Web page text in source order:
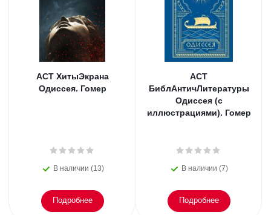
АСТ ХитыЭкрана
Одиссея. Гомер
В наличии (13)
Подробнее
АСТ
БиблАнтичЛитературы
Одиссея (с
иллюстрациями). Гомер
В наличии (7)
Подробнее